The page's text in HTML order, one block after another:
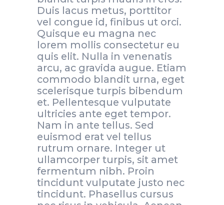
Duis lacus metus, porttitor
vel congue id, finibus ut orci.
Quisque eu magna nec
lorem mollis consectetur eu
quis elit. Nulla in venenatis
arcu, ac gravida augue. Etiam
commodo blandit urna, eget
scelerisque turpis bibendum
et. Pellentesque vulputate
ultricies ante eget tempor.
Nam in ante tellus. Sed
euismod erat vel tellus
rutrum ornare. Integer ut
ullamcorper turpis, sit amet
fermentum nibh. Proin
tincidunt vulputate justo nec
tincidunt. Phasellus cursus